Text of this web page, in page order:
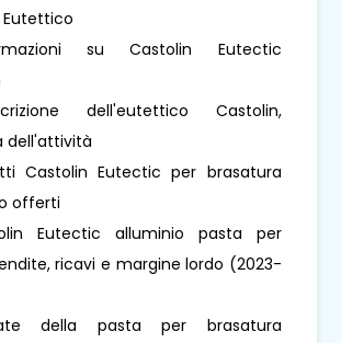
Eutettico
su Castolin Eutectic
dell'eutettico Castolin,
dell'attività
Castolin Eutectic per brasatura
offerti
Eutectic alluminio pasta per
ricavi e margine lordo (2023-
della pasta per brasatura